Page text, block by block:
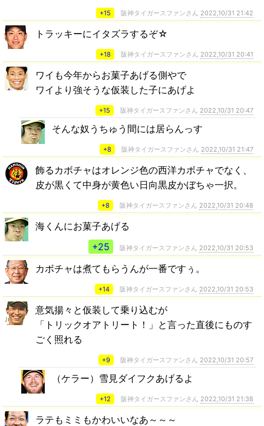
+15 阪神タイガースファンさん 2022,10/31 21:42
トラッキーにイタズラするぞ☆
+18 阪神タイガースファンさん 2022,10/31 20:41
ワイも今年からお菓子あげる側やで
ワイより強そうな仮装した子にあげよ
+15 阪神タイガースファンさん 2022,10/31 20:47
そんな奴うちゅう間には居らんっす
+8 阪神タイガースファンさん 2022,10/31 21:47
飾るカボチャはオレンジ色の西洋カボチャでなく、
皮が黒くて中身が黄色い日向黒皮かぼちゃ一択。
+8 阪神タイガースファンさん 2022,10/31 20:48
海くんにお菓子あげる
+25
阪神タイガースファンさん 2022,10/31 20:53
カボチャは煮てもらうんが一番ですぅ。
+14 阪神タイガースファンさん 2022,10/31 20:53
意気揚々と仮装して乗り込むが
「トリックオアトリート！」と言った直後にものす
ごく照れる
+9 阪神タイガースファンさん 2022,10/31 20:57
（ケラー）雪見ダイフクあげるよ
+12 阪神タイガースファンさん 2022,10/31 21:38
ラテもミミもかわいいなあ～～～